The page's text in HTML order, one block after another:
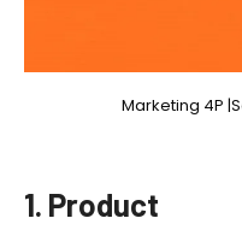
Marketing 4P
1. Product